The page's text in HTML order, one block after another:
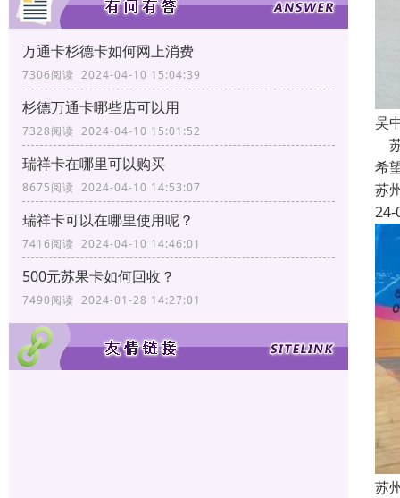
万通卡杉德卡如何网上消费
7306阅读 2024-04-10 15:04:39
杉德万通卡哪些店可以用
7328阅读 2024-04-10 15:01:52
瑞祥卡在哪里可以购买
8675阅读 2024-04-10 14:53:07
瑞祥卡可以在哪里使用呢？
7416阅读 2024-04-10 14:46:01
500元苏果卡如何回收？
7490阅读 2024-01-28 14:27:01
吴
希
苏
24-
苏